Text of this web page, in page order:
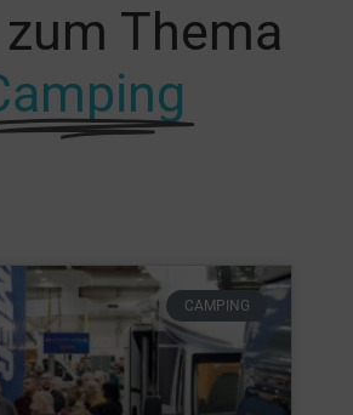
Thema
CAMPING